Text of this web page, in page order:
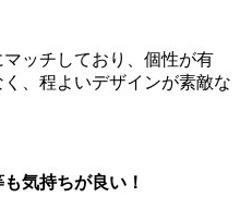
ッチしており、個性が有
、程よいデザインが素敵な
気持ちが良い！